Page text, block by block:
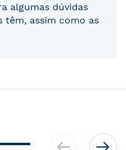
algumas dúvidas
têm, assim como as